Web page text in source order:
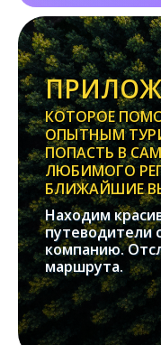
КОТОРОЕ
ОПЫТНЫМ
ПОПАСТЬ В
ЛЮБИМОГО
БЛИЖАЙШИЕ
Находим
путеводители
компанию.
маршрута.